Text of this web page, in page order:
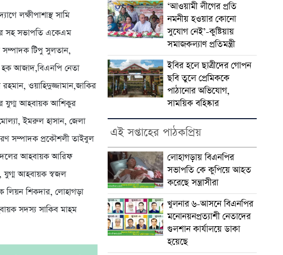
লক্ষীপাশাস্থ সামি
সহ সভাপতি একেএম
সম্পাদক টিপু সুলতান,
আজাদ,বিএনপি নেতা
ওয়াহিদুজ্জামান,জাকির
যুগ্ম আহবায়ক আশিকুর
ইমরুল হাসান, জেলা
সম্পাদক প্রকৌশলী তাইবুল
আহবায়ক আরিফ
যুগ্ম আহবায়ক স্বজল
শিকদার, লোহাগড়া
সদস্য সাকিব মাহম
‘আওয়ামী লীগের প্রতি
নমনীয় হওয়ার কোনো
সুযোগ নেই’-কুষ্টিয়ায়
সমাজকল্যাণ প্রতিমন্ত্রী
ইবির হলে ছাত্রীদের গোপন
ছবি তুলে প্রেমিককে
পাঠানোর অভিযোগ,
সাময়িক বহিষ্কার
এই সপ্তাহের পাঠকপ্রিয়
লোহাগড়ায় বিএনপির
সভাপতি কে কুপিয়ে আহত
করেছে সন্ত্রাসীরা
খুলনার ৬-আসনে বিএনপির
মনোনয়নপ্রত্যাশী নেতাদের
গুলশান কার্যালয়ে ডাকা
হয়েছে